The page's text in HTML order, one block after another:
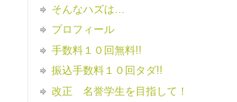
そんなハズは…
プロフィール
手数料１０回無料!!
振込手数料１０回タダ!!
改正 名誉学生を目指して！